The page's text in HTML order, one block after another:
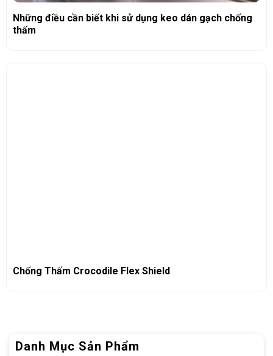
Danh Mục Sản Phẩm
Những điều cần biết khi sử dụng keo dán gạch chống
thấm
Chống Thấm Crocodile Flex Shield